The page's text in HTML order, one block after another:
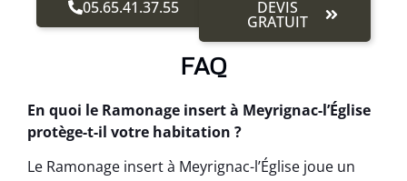
05.65.41.37.55 DEVIS
GRATUIT
FAQ
En quoi le Ramonage insert à Meyrignac-l’Église
protège-t-il votre habitation ?
Le Ramonage insert à Meyrignac-l’Église joue un